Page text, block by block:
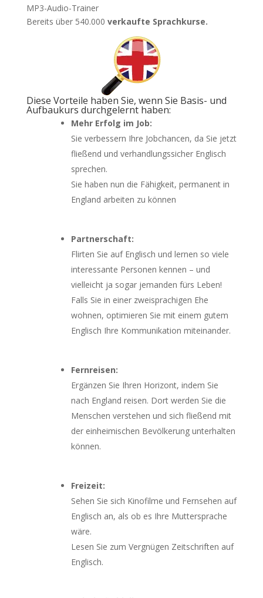
MP3-Audio-Trainer
Bereits über 540.000 verkaufte Sprachkurse.
Diese Vorteile haben Sie, wenn Sie Basis- und
Aufbaukurs durchgelernt haben:
Mehr Erfolg im Job:
Sie verbessern Ihre Jobchancen, da Sie jetzt
fließend und verhandlungssicher Englisch
sprechen.
Sie haben nun die Fähigkeit, permanent in
England arbeiten zu können
Partnerschaft:
Flirten Sie auf Englisch und lernen so viele
interessante Personen kennen – und
vielleicht ja sogar jemanden fürs Leben!
Falls Sie in einer zweisprachigen Ehe
wohnen, optimieren Sie mit einem gutem
Englisch Ihre Kommunikation miteinander.
Fernreisen:
Ergänzen Sie Ihren Horizont, indem Sie
nach England reisen. Dort werden Sie die
Menschen verstehen und sich fließend mit
der einheimischen Bevölkerung unterhalten
können.
Freizeit:
Sehen Sie sich Kinofilme und Fernsehen auf
Englisch an, als ob es Ihre Muttersprache
wäre.
Lesen Sie zum Vergnügen Zeitschriften auf
Englisch.